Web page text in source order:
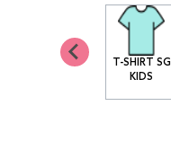
T-SHIRT SG
KIDS